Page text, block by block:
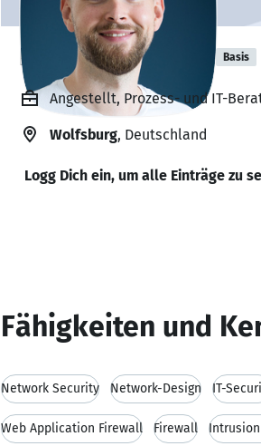
Krzysztof Mistak Basis
Angestellt, Prozess- und IT-
Wolfsburg, Deutschland
Logg Dich ein, um alle Einträge zu
Fähigkeiten und
Network Security Network-Design IT-
Web Application Firewall Firewall